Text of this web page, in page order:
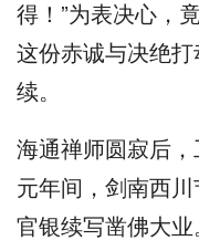
得！”为表决心，
这份赤诚与决绝
续。
海通禅师圆寂后
元年间，剑南西
官银续写凿佛大